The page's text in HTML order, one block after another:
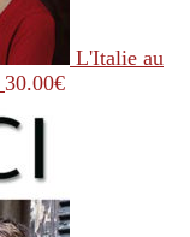
L'Italie au
30.00€